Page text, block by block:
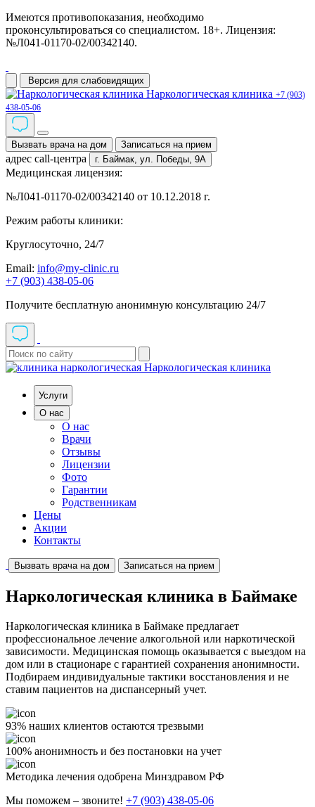
Имеются противопоказания, необходимо
проконсультироваться со специалистом. 18+. Лицензия:
№Л041-01170-02/00342140.
Версия для слабовидящих
Наркологическая клиника +7 (903)
438-05-06
Вызвать врача на дом Записаться на прием
адрес call-центра г. Баймак, ул. Победы, 9А
Медицинская лицензия:
№Л041-01170-02/00342140 от 10.12.2018 г.
Режим работы клиники:
Круглосуточно, 24/7
Email: info@my-clinic.ru
+7 (903) 438-05-06
Получите бесплатную анонимную консультацию 24/7
Наркологическая клиника
Услуги
О нас
О нас
Врачи
Отзывы
Лицензии
Фото
Гарантии
Родственникам
Цены
Акции
Контакты
Вызвать врача на дом Записаться на прием
Наркологическая клиника в Баймаке
Наркологическая клиника в Баймаке предлагает
профессиональное лечение алкогольной или наркотической
зависимости. Медицинская помощь оказывается с выездом на
дом или в стационаре с гарантией сохранения анонимности.
Подбираем индивидуальные тактики восстановления и не
ставим пациентов на диспансерный учет.
93% наших клиентов остаются трезвыми
100% анонимность и без постановки на учет
Методика лечения одобрена Минздравом РФ
Мы поможем – звоните! +7 (903) 438-05-06